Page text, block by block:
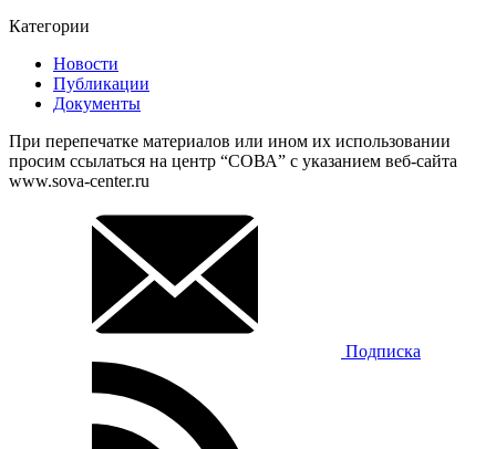
Категории
Новости
Публикации
Документы
При перепечатке материалов или ином их использовании
просим ссылаться на центр “СОВА” с указанием веб-сайта
www.sova-center.ru
Подписка